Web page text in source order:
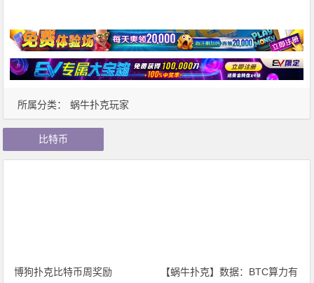
所属分类： 蜗牛扑克玩家
比特币
博狗扑克比特币周奖励
【蜗牛扑克】数据：BTC算力有